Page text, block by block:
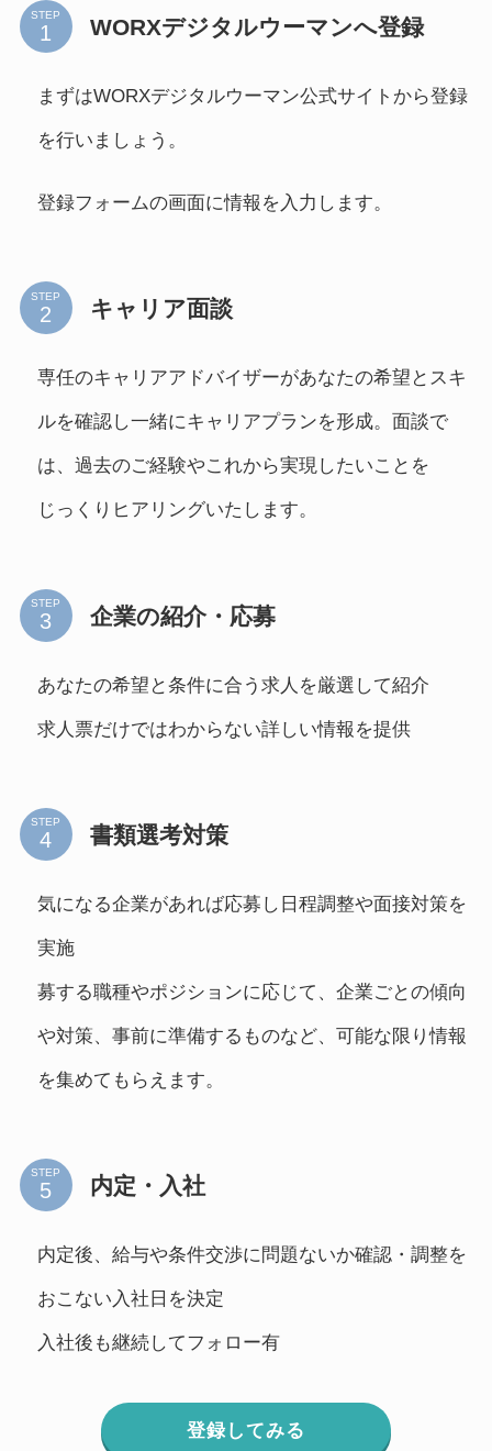
STEP WORXデジタルウーマンへ登録
まずはWORXデジタルウーマン公式サイトから登録
を行いましょう。
登録フォームの画面に情報を入力します。
STEP キャリア面談
専任のキャリアアドバイザーがあなたの希望とスキ
ルを確認し一緒にキャリアプランを形成。面談で
は、過去のご経験やこれから実現したいことを
じっくりヒアリングいたします。
STEP 企業の紹介・応募
あなたの希望と条件に合う求人を厳選して紹介
求人票だけではわからない詳しい情報を提供
STEP 書類選考対策
気になる企業があれば応募し日程調整や面接対策を
実施
募する職種やポジションに応じて、企業ごとの傾向
や対策、事前に準備するものなど、可能な限り情報
を集めてもらえます。
STEP 内定・入社
内定後、給与や条件交渉に問題ないか確認・調整を
おこない入社日を決定
入社後も継続してフォロー有
登録してみる